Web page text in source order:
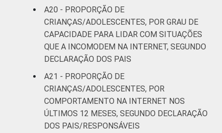
A20 - PROPORÇÃO DE
CRIANÇAS/ADOLESCENTES, POR GRAU DE
CAPACIDADE PARA LIDAR COM SITUAÇÕES
QUE A INCOMODEM NA INTERNET, SEGUNDO
DECLARAÇÃO DOS PAIS
A21 - PROPORÇÃO DE
CRIANÇAS/ADOLESCENTES, POR
COMPORTAMENTO NA INTERNET NOS
ÚLTIMOS 12 MESES, SEGUNDO DECLARAÇÃO
DOS PAIS/RESPONSÁVEIS